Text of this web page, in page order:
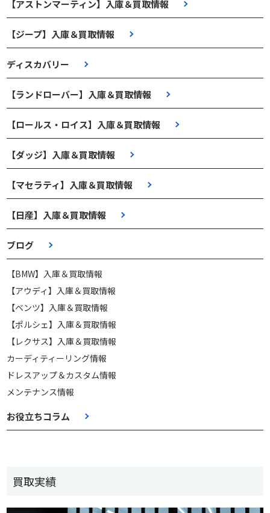
【アストンマーティン】入庫＆買取情報
【ジープ】入庫＆買取情報
ディスカバリー
【ランドローバー】入庫＆買取情報
【ロールス・ロイス】入庫＆買取情報
【ダッジ】入庫＆買取情報
【マセラティ】入庫＆買取情報
【日産】入庫＆買取情報
ブログ
【BMW】入庫＆買取情報
【アウディ】入庫＆買取情報
【ベンツ】入庫＆買取情報
【ポルシェ】入庫＆買取情報
【レクサス】入庫＆買取情報
カーディティーリング情報
ドレスアップ＆カスタム情報
メンテナンス情報
お役立ちコラム
買取実績